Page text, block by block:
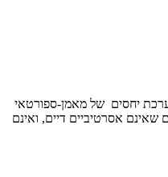
יחסים של מאמן-ספורטאי
אסרטיביים דיים, ואינם